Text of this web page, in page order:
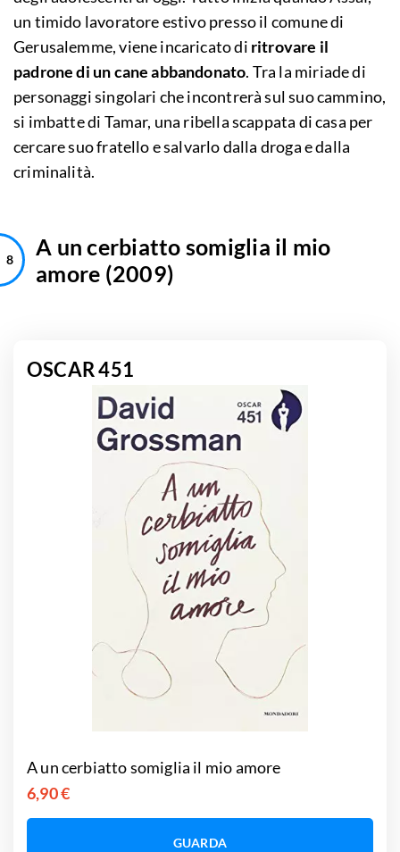
un timido lavoratore estivo presso il comune di
Gerusalemme, viene incaricato di ritrovare il
padrone di un cane abbandonato. Tra la miriade di
personaggi singolari che incontrerà sul suo cammino,
si imbatte di Tamar, una ribella scappata di casa per
cercare suo fratello e salvarlo dalla droga e dalla
criminalità.
A un cerbiatto somiglia il mio
amore (2009)
OSCAR 451
A un cerbiatto somiglia il mio amore
6,90 €
GUARDA